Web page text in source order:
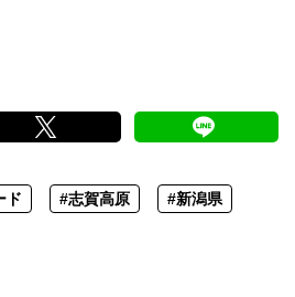
ド #志賀高原 #新潟県